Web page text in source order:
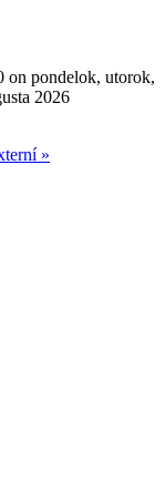
on pondelok, utorok,
2026
»